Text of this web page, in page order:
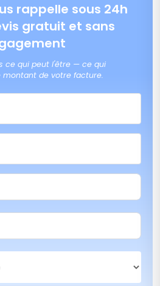
rappelle sous 24h
gratuit et sans
ce qui peut l'être — ce qui
montant de votre facture.